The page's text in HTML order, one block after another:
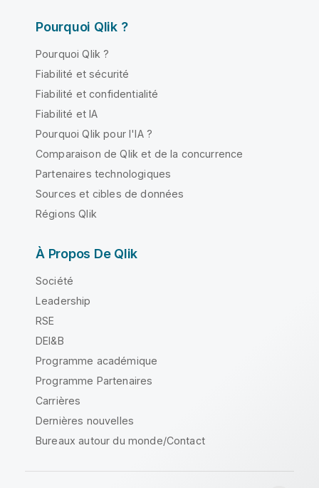
Pourquoi Qlik ?
Pourquoi Qlik ?
Fiabilité et sécurité
Fiabilité et confidentialité
Fiabilité et IA
Pourquoi Qlik pour l'IA ?
Comparaison de Qlik et de la concurrence
Partenaires technologiques
Sources et cibles de données
Régions Qlik
À Propos De Qlik
Société
Leadership
RSE
DEI&B
Programme académique
Programme Partenaires
Carrières
Dernières nouvelles
Bureaux autour du monde/Contact